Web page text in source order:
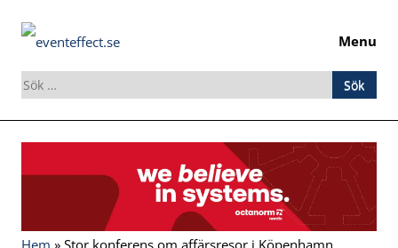
Menu
Sök
efter:
Hem » Stor konferens om affärsresor i Köpenhamn